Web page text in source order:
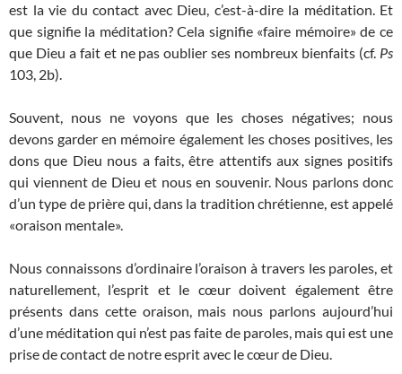
est la vie du contact avec Dieu, c’est-à-dire la méditation. Et
que signifie la méditation? Cela signifie «faire mémoire» de ce
que Dieu a fait et ne pas oublier ses nombreux bienfaits (cf. Ps
103, 2b).
Souvent, nous ne voyons que les choses négatives; nous
devons garder en mémoire également les choses positives, les
dons que Dieu nous a faits, être attentifs aux signes positifs
qui viennent de Dieu et nous en souvenir. Nous parlons donc
d’un type de prière qui, dans la tradition chrétienne, est appelé
«oraison mentale».
Nous connaissons d’ordinaire l’oraison à travers les paroles, et
naturellement, l’esprit et le cœur doivent également être
présents dans cette oraison, mais nous parlons aujourd’hui
d’une méditation qui n’est pas faite de paroles, mais qui est une
prise de contact de notre esprit avec le cœur de Dieu.